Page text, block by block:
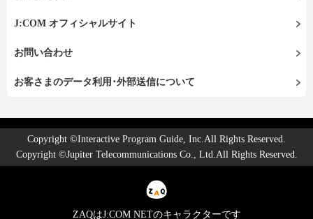
J:COM オフィシャルサイト
お問い合わせ
お客さまのデータ利用･外部送信について
Copyright ©Interactive Program Guide, Inc.All Rights Reserved.
Copyright ©Jupiter Telecommunications Co., Ltd.All Rights Reserved.
ZAQはJ:COM NETのキャラクターです